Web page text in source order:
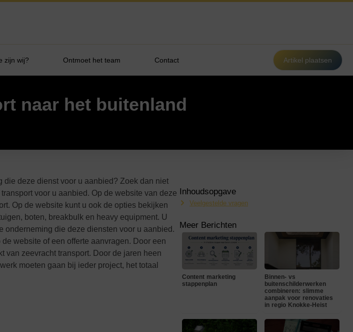
zijn wij? Ontmoet het team Contact Artikel plaatsen
naar het buitenland
die deze dienst voor u aanbied? Zoek dan niet
voor u aanbied. Op de website van deze
Op de website kunt u ook de opties bekijken
boten, breakbulk en heavy equipment. U
onderneming die deze diensten voor u aanbied.
website of een offerte aanvragen. Door een
van zeevracht transport. Door de jaren heen
moeten gaan bij ieder project, het totaal
Inhoudsopgave
Veelgestelde vragen
Meer Berichten
Content marketing
stappenplan
Binnen- vs
buitenschilderwerken
combineren: slimme
aanpak voor renovaties
in regio Knokke-Heist